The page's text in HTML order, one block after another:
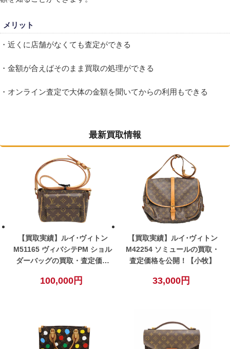
メリット
・近くに店舗がなくても査定ができる
・金額が合えばそのまま買取の処理ができる
・オンライン査定で大体の金額を聞いてからの利用もできる
最新買取情報
【買取実績】ルイ･ヴィトン
M51165 ヴィバシテPM ショル
ダーバッグの買取・査定価格
100,000円
【買取実績】ルイ･ヴィトン
M42254 ソミュールの買取・
査定価格を公開！【小牧】
33,000円